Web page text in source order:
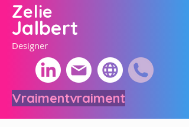
Zelie
Jalbert
Designer
Vraimentvraiment